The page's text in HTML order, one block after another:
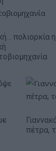
πολιορκία η
πέτρα,